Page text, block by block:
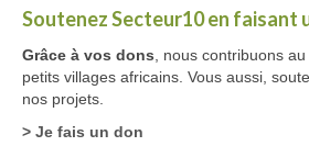
Soutenez Secteur10 en faisant
Grâce à vos dons , nous contribuons
petits villages africains. Vous aussi,
nos projets.
> Je fais un don